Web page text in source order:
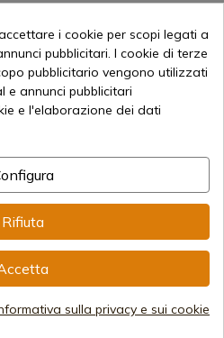
Visualizza prodotto
REF: KNP0145
Punzonatrice KRAL PCP NP-
01 Pistola da 4,5 mm - 20
Joule
Spedizione in 7-15 giorni
i cookie per scopi legati a
pubblicitari. I cookie di terze
pubblicitario vengono utilizzati
e annunci pubblicitari
e l'elaborazione dei dati
Rifiuta
sulla privacy e sui cookie